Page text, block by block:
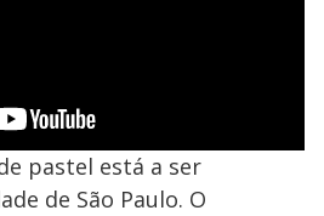
pastel está a ser
de São Paulo. O